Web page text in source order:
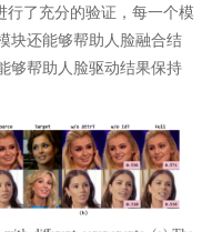
行了充分的验证，每一个模
块还能够帮助人脸融合结
够帮助人脸驱动结果保持